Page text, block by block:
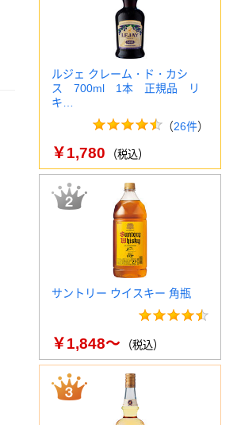
ルジェ クレーム・ド・カシ
ス 700ml 1本 正規品 リ
キ…
（26件）
￥1,780 （税込）
サントリー ウイスキー 角瓶
￥1,848～ （税込）